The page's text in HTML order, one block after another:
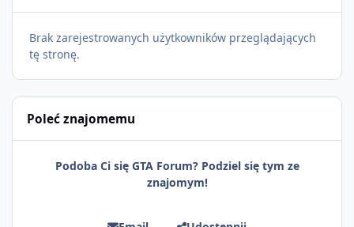
Brak zarejestrowanych użytkowników przeglądających
tę stronę.
Poleć znajomemu
Podoba Ci się GTA Forum? Podziel się tym ze
znajomym!